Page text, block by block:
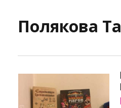
Полякова